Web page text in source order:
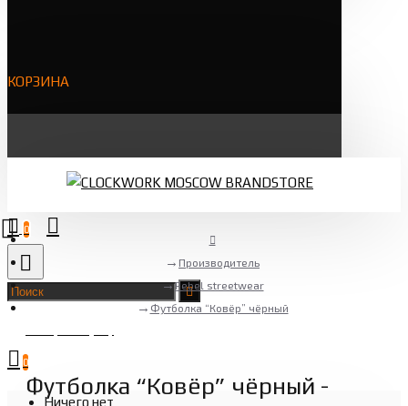
КОРЗИНА
0
0
Ничего нет
Производитель
Rebel streetwear
Футболка “Ковёр” чёрный
Футболка “Ковёр” чёрный -